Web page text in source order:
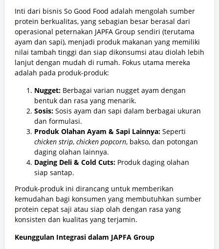
Inti dari bisnis So Good Food adalah mengolah sumber
protein berkualitas, yang sebagian besar berasal dari
operasional peternakan JAPFA Group sendiri (terutama
ayam dan sapi), menjadi produk makanan yang memiliki
nilai tambah tinggi dan siap dikonsumsi atau diolah lebih
lanjut dengan mudah di rumah. Fokus utama mereka
adalah pada produk-produk:
Nugget: Berbagai varian nugget ayam dengan
bentuk dan rasa yang menarik.
Sosis: Sosis ayam dan sapi dalam berbagai ukuran
dan formulasi.
Produk Olahan Ayam & Sapi Lainnya: Seperti
chicken strip, chicken popcorn, bakso, dan potongan
daging olahan lainnya.
Daging Deli & Cold Cuts: Produk daging olahan
siap santap.
Produk-produk ini dirancang untuk memberikan
kemudahan bagi konsumen yang membutuhkan sumber
protein cepat saji atau siap olah dengan rasa yang
konsisten dan kualitas yang terjamin.
Keunggulan Integrasi dalam JAPFA Group